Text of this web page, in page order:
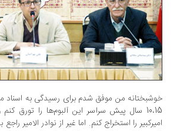
من موفق شدم برای رسیدگی به اسناد مربوط به
10،15 سال پیش سراسر این آلبوم‌ها را تورق کنم و
را استخراج کنم. اما غیر از نوادر الامیر راجع به